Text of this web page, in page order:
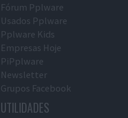
Fórum Pplware
Usados Pplware
Pplware Kids
Empresas Hoje
PiPplware
Newsletter
Grupos Facebook
UTILIDADES